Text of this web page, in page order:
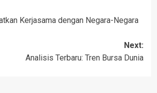
Kerjasama dengan Negara-Negara
Next:
Analisis Terbaru: Tren Bursa Dunia